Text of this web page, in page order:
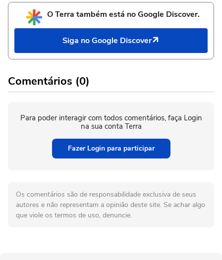
O Terra também está no Google Discover.
Siga no Google Discover
Comentários (0)
Para poder interagir com todos comentários, faça Login
na sua conta Terra
Fazer Login para participar
Os comentários são de responsabilidade exclusiva de seus
autores e não representam a opinião deste site. Se achar algo
que viole os termos de uso, denuncie.